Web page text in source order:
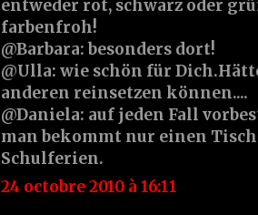
entweder rot, schwarz oder
farbenfroh!
@Barbara: besonders dort!
@Ulla: wie schön für
anderen reinsetzen können....
@Daniela: auf jeden Fall
man bekommt nur einen
Schulferien.
24 octobre 2010 à 16:11